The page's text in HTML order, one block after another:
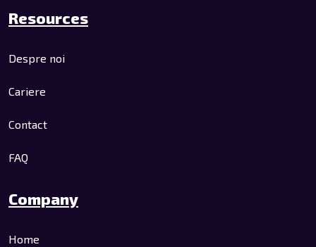
Resources
Despre noi
Cariere
Contact
FAQ
Company
Home